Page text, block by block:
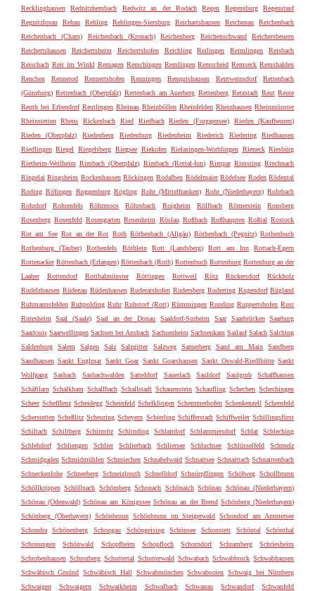
Recklinghausen
Rednitzhembach Redwitz an der Rodach Regen Regensburg
Regenstauf
Regnitzlosau
Rehau Rehling Rehlingen-Siersburg Reichartshausen Reichenau
Reichenbach
Reichenbach (Cham)
Reichenbach (Kronach) Reichenberg Reichenschwand
Reichersbeuern
Reichertshausen
Reichertsheim Reichertshofen Reichling Reilingen Reimlingen
Reisbach
Reischach Reit im Winkl Remagen Remchingen Remlingen Remscheid Remseck Remshalden
Renchen
Rennerod Rennertshofen Renningen Renquishausen Rentweinsdorf
Rettenbach
(Günzburg) Rettenbach (Oberpfalz) Rettenbach am Auerberg Rettenberg Retzstadt Reut Reute
Reuth bei Erbendorf Reutlingen Rheinau Rheinböllen Rheinfelden Rheinhausen Rheinmünster
Rheinstetten
Rhens Rickenbach Ried Riedbach Rieden (Forggensee)
Rieden (Kaufbeuren)
Rieden (Oberpfalz)
Riedenberg Riedenburg Riedenheim Riederich Riedering
Riedhausen
Riedlingen Riegel Riegelsberg Riegsee Riekofen Rielasingen-Worblingen Rieneck Riesbürg
Rietheim-Weilheim Rimbach (Oberpfalz) Rimbach (Rottal-Inn) Rimpar Rimsting Rinchnach
Ringelai Ringsheim Rockenhausen Röckingen Rodalben Rödelmaier Rödelsee Roden Rödental
Roding Röfingen Roggenburg Rögling Rohr (Mittelfranken) Rohr (Niederbayern) Rohrbach
Rohrdorf
Rohrenfels Röhrmoos Röhrnbach Roigheim Röllbach Römerstein
Ronsberg
Rosenberg Rosenfeld Rosengarten Rosenheim Röslau Roßbach Roßhaupten Roßtal Rostock
Rot am See Rot an der Rot Roth Röthenbach (Allgäu) Röthenbach (Pegnitz) Rothenbuch
Rothenburg (Tauber)
Rothenfels Röthlein Rott (Landsberg) Rott am Inn
Rottach-Egern
Rottenacker Röttenbach (Erlangen) Röttenbach (Roth) Rottenbuch Rottenburg Rottenburg an der
Laaber
Rottendorf Rotthalmünster Röttingen Rottweil Rötz Rückersdorf
Rückholz
Rudelzhausen Rüdenau Rüdenhausen Ruderatshofen Rudersberg Ruderting Rugendorf Rügland
Ruhmannsfelden Ruhpolding Ruhr Ruhstorf (Rott) Rümmingen Runding Ruppertshofen Rust
Rutesheim
Saal (Saale) Saal an der Donau Saaldorf-Surheim Saar Saarbrücken
Saarburg
Saarlouis Saarwellingen Sachsen bei Ansbach Sachsenheim Sachsenkam Sailauf Salach Salching
Saldenburg
Salem Salgen Salz Salzgitter Salzweg Samerberg Sand am Main
Sandberg
Sandhausen Sankt Englmar Sankt Goar Sankt Goarshausen Sankt Oswald-Riedlhütte Sankt
Wolfgang
Sasbach Sasbachwalden Satteldorf Sauerlach Sauldorf Saulgrub
Schaffhausen
Schäftlarn Schalkham Schallbach Schallstadt Schauenstein Schaufling Schechen Schechingen
Scheer Schefflenz Scheidegg Scheinfeld Schelklingen Schemmerhofen Schenkenzell Schernfeld
Scherstetten Scheßlitz Scheuring Scheyern Schierling Schifferstadt Schiffweiler Schillingsfürst
Schiltach
Schiltberg Schirmitz Schirnding Schlaitdorf Schlammersdorf Schlat
Schleching
Schlehdorf
Schliengen Schlier Schlierbach Schliersee Schluchsee Schlüsselfeld
Schmelz
Schmidgaden Schmidmühlen Schmiechen Schnabelwaid Schnaitsee Schnaittach Schnaittenbach
Schneckenlohe Schneeberg Schneizlreuth Schnelldorf Schnürpflingen Schöfweg Schollbrunn
Schöllkrippen Schöllnach Schömberg Schonach Schönaich Schönau Schönau (Niederbayern)
Schönau (Odenwald) Schönau am Königssee Schönau an der Brend Schönberg (Niederbayern)
Schönberg (Oberbayern) Schönbrunn Schönbrunn im Steigerwald Schondorf am Ammersee
Schondra
Schönenberg Schongau Schöngeising Schönsee Schonstett Schöntal
Schönthal
Schonungen
Schönwald Schopfheim Schopfloch Schorndorf Schramberg
Schriesheim
Schrobenhausen Schrozberg Schuttertal Schutterwald Schwabach Schwabbruck Schwabhausen
Schwäbisch Gmünd Schwäbisch Hall Schwabmünchen Schwabsoien Schwaig bei Nürnberg
Schwaigen
Schwaigern Schwaikheim Schwalbach Schwanau Schwandorf Schwanfeld